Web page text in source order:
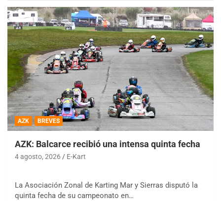
AZK BREVES
AZK: Balcarce recibió una intensa quinta fecha
4 agosto, 2026 E-Kart
La Asociación Zonal de Karting Mar y Sierras disputó la
quinta fecha de su campeonato en…